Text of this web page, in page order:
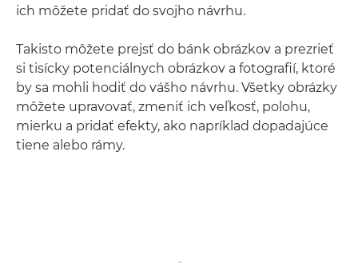
ich môžete pridať do svojho návrhu.
Takisto môžete prejsť do bánk obrázkov a prezrieť
si tisícky potenciálnych obrázkov a fotografií, ktoré
by sa mohli hodiť do vášho návrhu. Všetky obrázky
môžete upravovať, zmeniť ich veľkosť, polohu,
mierku a pridať efekty, ako napríklad dopadajúce
tiene alebo rámy.